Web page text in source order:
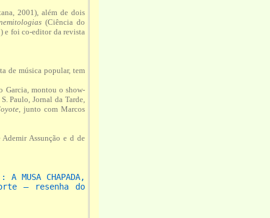
2001), além de dois
(Ciência do
e foi co-editor da revista
de música popular, tem
Garcia, montou o show-
Paulo, Jornal da Tarde,
, junto com Marcos
Assunção e d de
A MUSA CHAPADA,
– resenha do